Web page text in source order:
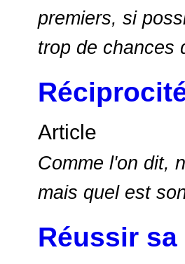
premiers, si
trop de
Article
Comme l'on dit,
mais quel est
Réussir sa